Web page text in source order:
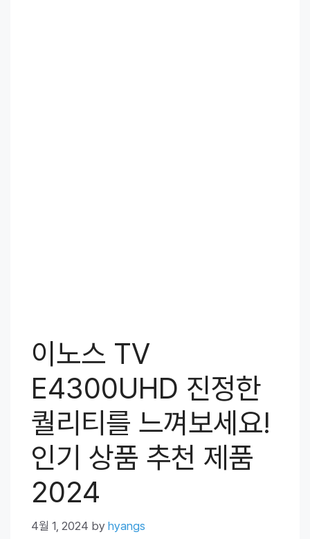
이노스 TV
E4300UHD 진정한
퀄리티를 느껴보세요!
인기 상품 추천 제품
2024
4월 1, 2024 by hyangs